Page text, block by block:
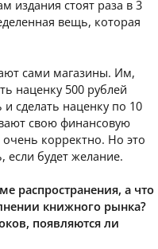
издания стоят раза в 3
вещь, которая
сами магазины. Им,
наценку 500 рублей
сделать наценку по 10
свою финансовую
корректно. Но это
если будет желание.
распространения, а что
книжного рынка?
появляются ли